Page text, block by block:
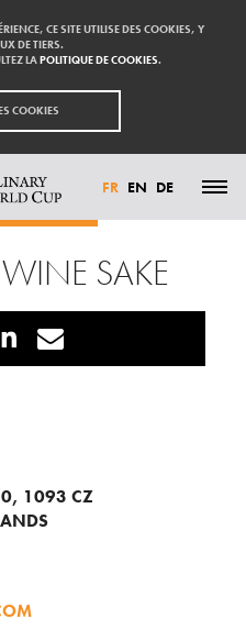
CE SITE UTILISE DES COOKIES, Y
DE TIERS.
LAPOLITIQUE DE COOKIES.
COOKIES
FR EN DE
WINE SAKE
SAKE
1093 CZ